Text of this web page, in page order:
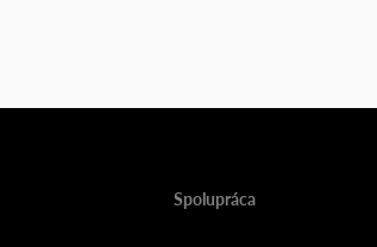
Spolupráca